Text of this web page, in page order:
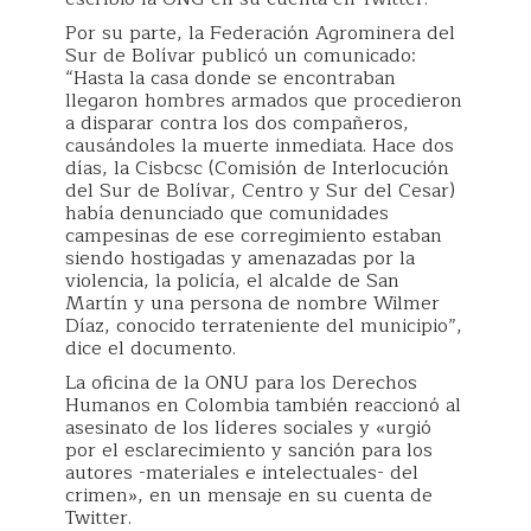
Por su parte, la Federación Agrominera del
Sur de Bolívar publicó un comunicado:
“Hasta la casa donde se encontraban
llegaron hombres armados que procedieron
a disparar contra los dos compañeros,
causándoles la muerte inmediata. Hace dos
días, la Cisbcsc (Comisión de Interlocución
del Sur de Bolívar, Centro y Sur del Cesar)
había denunciado que comunidades
campesinas de ese corregimiento estaban
siendo hostigadas y amenazadas por la
violencia, la policía, el alcalde de San
Martín y una persona de nombre Wilmer
Díaz, conocido terrateniente del municipio”,
dice el documento.
La oficina de la ONU para los Derechos
Humanos en Colombia también reaccionó al
asesinato de los líderes sociales y «urgió
por el esclarecimiento y sanción para los
autores -materiales e intelectuales- del
crimen», en un mensaje en su cuenta de
Twitter.